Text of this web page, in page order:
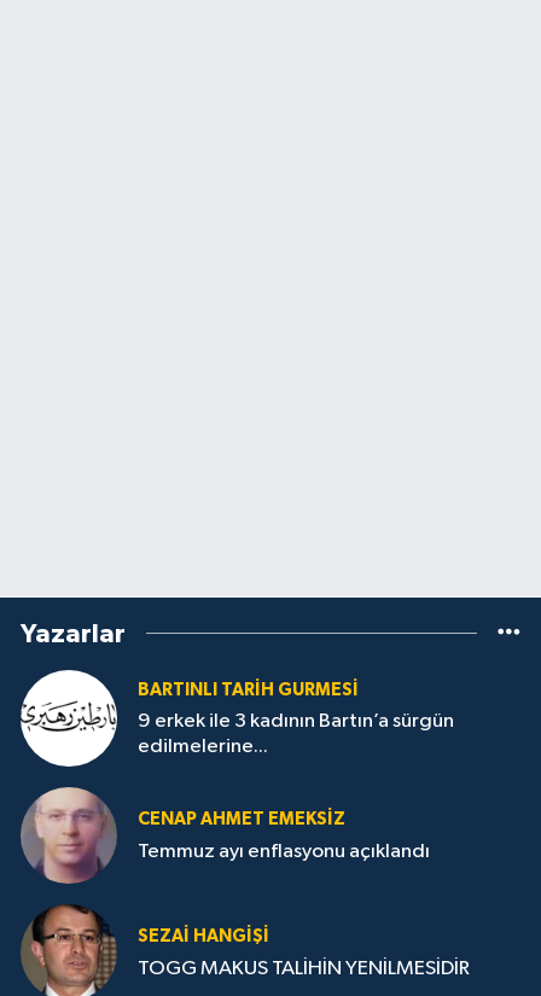
Yazarlar
BARTINLI TARIH GURMESI
9 erkek ile 3 kadının Bartın’a sürgün
edilmelerine...
CENAP AHMET EMEKSİZ
Temmuz ayı enflasyonu açıklandı
SEZAI HANGİŞİ
TOGG MAKUS TALİHİN YENİLMESİDİR